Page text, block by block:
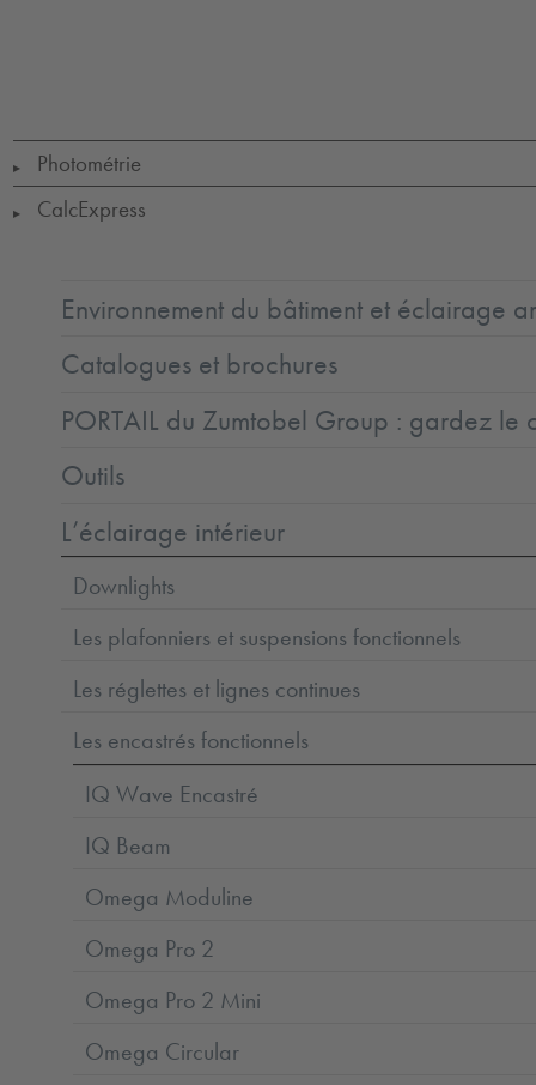
to
▶ Photométrie
▶ CalcExpress
Environnement du bâtiment et éclairage
Catalogues et brochures
PORTAIL du Zumtobel Group : gardez le
Outils
L’éclairage intérieur
Downlights
Les plafonniers et suspensions fonctionnels
Les réglettes et lignes continues
Les encastrés fonctionnels
IQ Wave Encastré
IQ Beam
Omega Moduline
Omega Pro 2
Omega Pro 2 Mini
Omega Circular